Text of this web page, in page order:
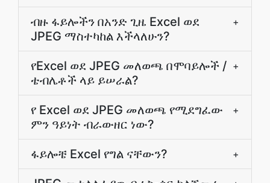
ብዙ ፋይሎችን በአንድ ጊዜ Excel ወደ
JPEG ማስተካከል እችላለሁን?
+
የExcel ወደ JPEG መለወጫ በሞባይሎች /
ቴብሌቶች ላይ ይሠራል?
+
የ Excel ወደ JPEG መለወጫ የሚደግፈው
ምን ዓይነት ብራውዘር ነው?
+
ፋይሎቼ Excel የግል ናቸውን? +